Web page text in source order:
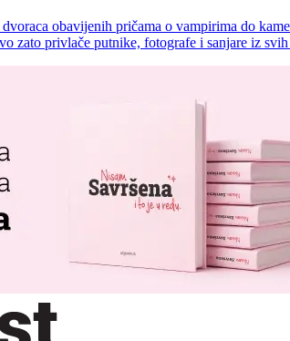
obavijenih pričama o vampirima do
zato privlače putnike, fotografe i sanjare iz